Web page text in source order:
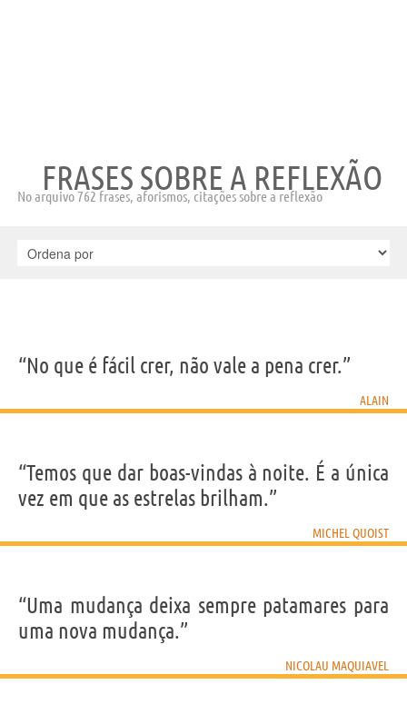
FRASES SOBRE A REFLEXÃO
No arquivo 762 frases, aforismos, citações sobre a reflexão
“No que é fácil crer, não vale a pena crer.”
ALAIN
“Temos que dar boas-vindas à noite. É a única
vez em que as estrelas brilham.”
MICHEL QUOIST
“Uma mudança deixa sempre patamares para
uma nova mudança.”
NICOLAU MAQUIAVEL